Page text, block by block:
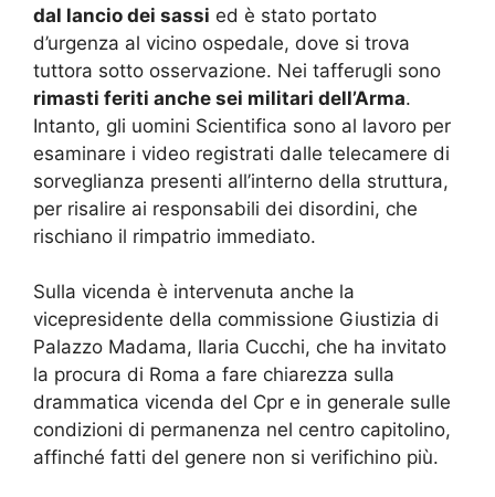
dal lancio dei sassi ed è stato portato
d’urgenza al vicino ospedale, dove si trova
tuttora sotto osservazione. Nei tafferugli sono
rimasti feriti anche sei militari dell’Arma.
Intanto, gli uomini Scientifica sono al lavoro per
esaminare i video registrati dalle telecamere di
sorveglianza presenti all’interno della struttura,
per risalire ai responsabili dei disordini, che
rischiano il rimpatrio immediato.
Sulla vicenda è intervenuta anche la
vicepresidente della commissione Giustizia di
Palazzo Madama, Ilaria Cucchi, che ha invitato
la procura di Roma a fare chiarezza sulla
drammatica vicenda del Cpr e in generale sulle
condizioni di permanenza nel centro capitolino,
affinché fatti del genere non si verifichino più.